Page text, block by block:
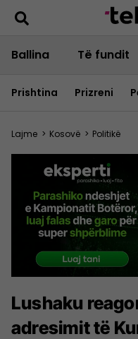
Ballina Të fundit
Prishtina Prizreni
Lajme > Kosovë > Politikë
Lushaku
adresimit të